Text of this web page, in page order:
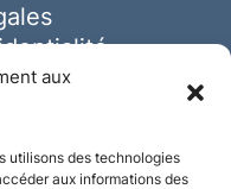
aux
utilisons des technologies
aux informations des